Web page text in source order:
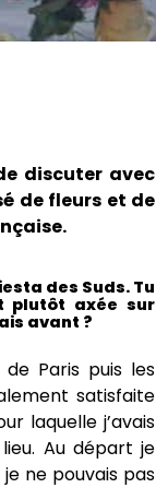
discuter avec
de fleurs et de
des Suds. Tu
plutôt axée sur
avant ?
Paris puis les
satisfaite
laquelle j’avais
Au départ je
ne pouvais pas